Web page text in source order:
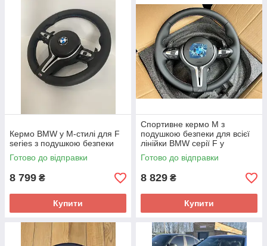
Кермо BMW у М-стилі для F
series з подушкою безпеки
Готово до відправки
8 799 ₴
Купити
Спортивне кермо M з
подушкою безпеки для всієї
лінійки BMW серії F у
стильному чорному кольорі
Готово до відправки
8 829 ₴
Купити